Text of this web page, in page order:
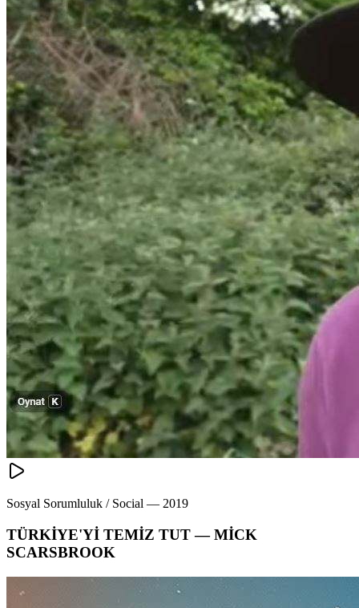
Sosyal Sorumluluk / Social — 2019
TÜRKİYE'Yİ TEMİZ TUT — MİCK
SCARSBROOK